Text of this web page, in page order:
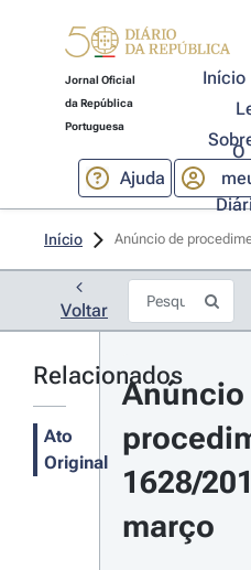
Jornal Oficial
da República
Portuguesa
Início
Ajuda
O
Início Anúncio de
Voltar
Relacionados
Ato
Original
Anúncio
1628/
março